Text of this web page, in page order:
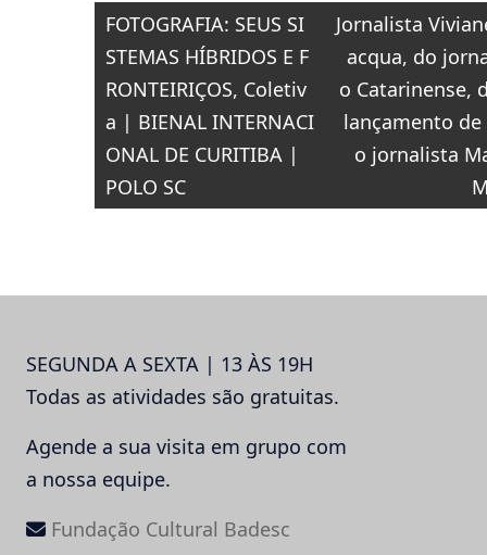
quinta-feira, dia
11 de dezembro.
Navegação
de
Post
FOTOGRAFIA: SEUS SI
STEMAS HÍBRIDOS E F
RONTEIRIÇOS, Coletiv
a | BIENAL INTERNACI
ONAL DE CURITIBA |
POLO SC
Jornalista
acqua, do
o Catarinense,
lançamento
o jornalista
SEGUNDA A SEXTA | 13 ÀS 19H
Todas as atividades são gratuitas.
Agende a sua visita em grupo com
a nossa equipe.
Fundação Cultural Badesc